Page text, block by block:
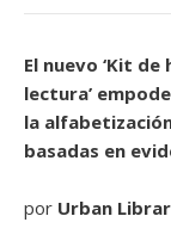
El nuevo ‘Kit
lectura’
la
basadas en
por Urban